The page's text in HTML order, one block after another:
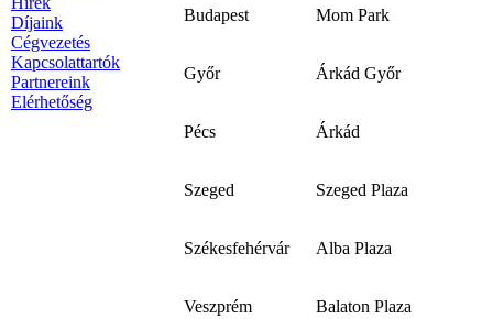
Díjaink
Cégvezetés
Kapcsolattartók
Partnereink
Elérhetőség
Budapest Mom Park
Győr Árkád Győr
Pécs Árkád
Szeged Szeged Plaza
Székesfehérvár Alba Plaza
Veszprém Balaton Plaza